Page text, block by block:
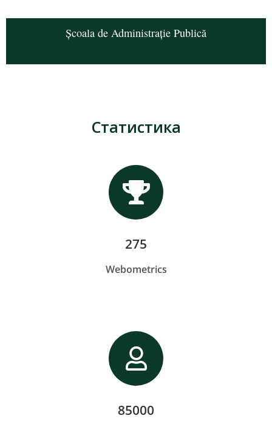
Școala de Administrație Publică
Статистика
275
Webometrics
85000